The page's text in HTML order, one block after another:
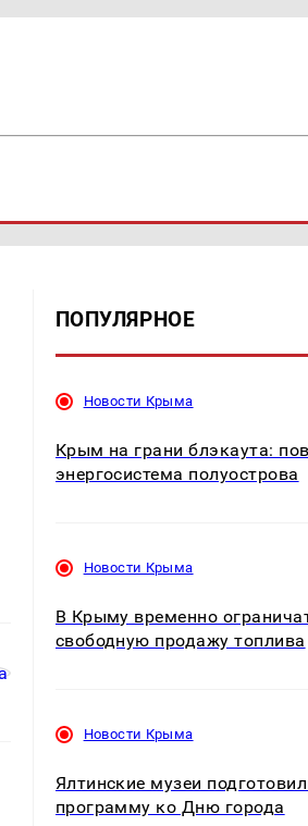
ПОПУЛЯРНОЕ
Новости Крыма
Крым на грани блэкаута:
энергосистема полуострова
Новости Крыма
В Крыму временно
свободную продажу топлива
Новости Крыма
Ялтинские музеи
программу ко Дню города